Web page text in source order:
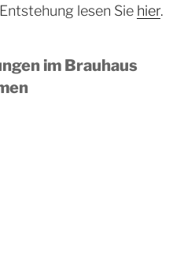
lesen Sie hier.
im Brauhaus